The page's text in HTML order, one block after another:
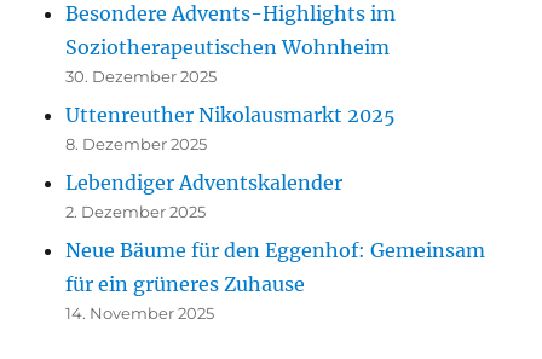
Besondere Advents-Highlights im
Soziotherapeutischen Wohnheim
30. Dezember 2025
Uttenreuther Nikolausmarkt 2025
8. Dezember 2025
Lebendiger Adventskalender
2. Dezember 2025
Neue Bäume für den Eggenhof: Gemeinsam
für ein grüneres Zuhause
14. November 2025